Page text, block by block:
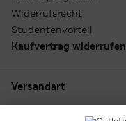
Widerrufsrecht
Studentenvorteil
Kaufvertrag widerrufen
Versandart